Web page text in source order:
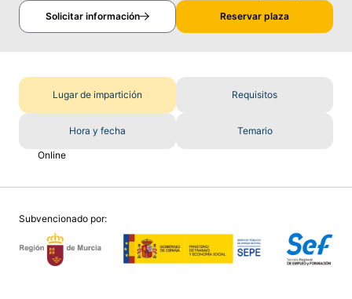
Solicitar información Reservar plaza
Lugar de impartición Requisitos
Hora y fecha Temario
Online
Subvencionado por: